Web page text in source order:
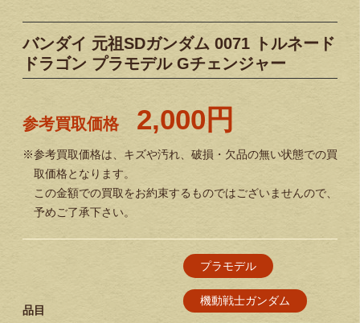
バンダイ 元祖SDガンダム 0071 トルネード
ドラゴン プラモデル Gチェンジャー
参考買取価格 2,000円
※参考買取価格は、キズや汚れ、破損・欠品の無い状態での買
取価格となります。
この金額での買取をお約束するものではございませんので、
予めご了承下さい。
品目
プラモデル
機動戦士ガンダム